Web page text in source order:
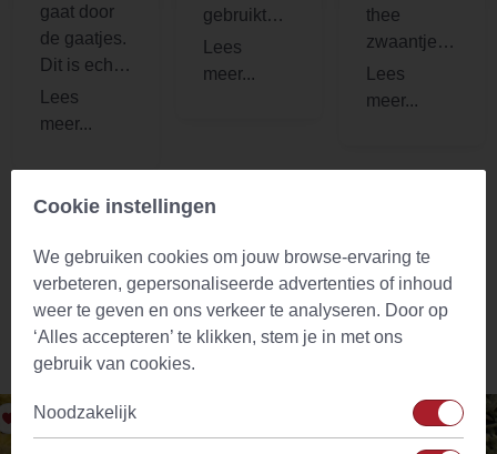
gaat door
de gaatjes.
Dit is echt
geen
aanrader.
gebruikt
worden, de
tweede
thee
zwaantjes
besteld en
meteen
ontving ik
zakje thee,
wat ik
meteen
probeerde
zwaantjes.
Erg lekkere
VOEG JE BEOORDELING TOE
Aanbevolen producten
Cookie instellingen
We gebruiken cookies om jouw browse-ervaring te
verbeteren, gepersonaliseerde advertenties of inhoud
weer te geven en ons verkeer te analyseren. Door op
‘Alles accepteren’ te klikken, stem je in met ons
gebruik van cookies.
Noodzakelijk